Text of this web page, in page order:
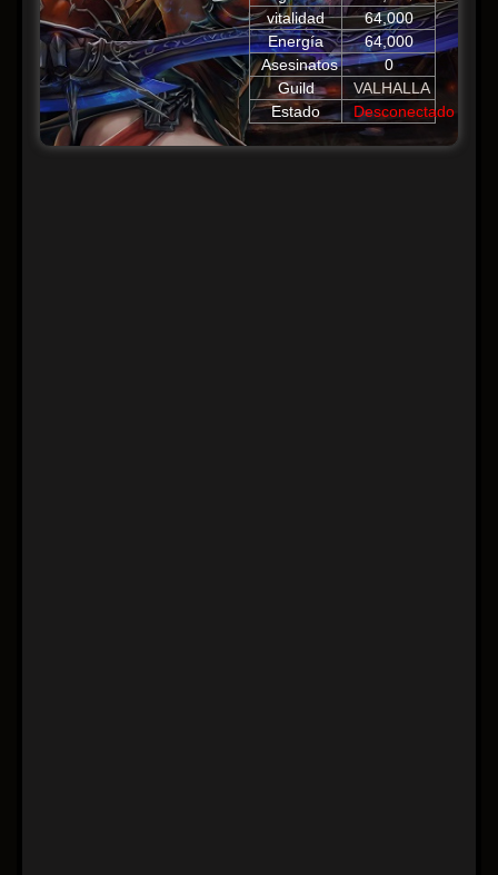
vitalidad
64,000
Energía
64,000
Asesinatos
0
Guild
VALHALLA
Estado
Desconectado